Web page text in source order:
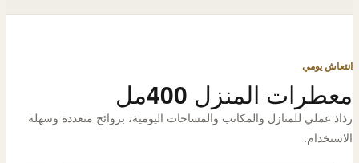
انتعاش يومي
معطرات المنزل 400مل
رذاذ عملي للمنازل والمكاتب والمساحات اليومية، بروائح متعددة وسهلة
الاستخدام.